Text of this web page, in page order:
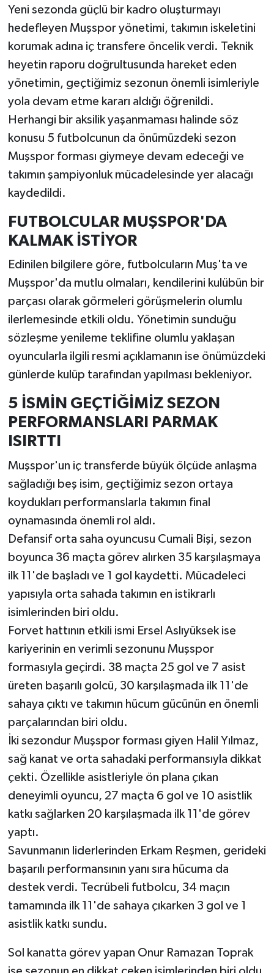
Yeni sezonda güçlü bir kadro oluşturmayı
hedefleyen Muşspor yönetimi, takımın iskeletini
korumak adına iç transfere öncelik verdi. Teknik
heyetin raporu doğrultusunda hareket eden
yönetimin, geçtiğimiz sezonun önemli isimleriyle
yola devam etme kararı aldığı öğrenildi.
Herhangi bir aksilik yaşanmaması halinde söz
konusu 5 futbolcunun da önümüzdeki sezon
Muşspor forması giymeye devam edeceği ve
takımın şampiyonluk mücadelesinde yer alacağı
kaydedildi.
FUTBOLCULAR MUŞSPOR'DA
KALMAK İSTİYOR
Edinilen bilgilere göre, futbolcuların Muş'ta ve
Muşspor'da mutlu olmaları, kendilerini kulübün bir
parçası olarak görmeleri görüşmelerin olumlu
ilerlemesinde etkili oldu. Yönetimin sunduğu
sözleşme yenileme teklifine olumlu yaklaşan
oyuncularla ilgili resmi açıklamanın ise önümüzdeki
günlerde kulüp tarafından yapılması bekleniyor.
5 İSMİN GEÇTİĞİMİZ SEZON
PERFORMANSLARI PARMAK
ISIRTTI
Muşspor'un iç transferde büyük ölçüde anlaşma
sağladığı beş isim, geçtiğimiz sezon ortaya
koydukları performanslarla takımın final
oynamasında önemli rol aldı.
Defansif orta saha oyuncusu Cumali Bişi, sezon
boyunca 36 maçta görev alırken 35 karşılaşmaya
ilk 11'de başladı ve 1 gol kaydetti. Mücadeleci
yapısıyla orta sahada takımın en istikrarlı
isimlerinden biri oldu.
Forvet hattının etkili ismi Ersel Aslıyüksek ise
kariyerinin en verimli sezonunu Muşspor
formasıyla geçirdi. 38 maçta 25 gol ve 7 asist
üreten başarılı golcü, 30 karşılaşmada ilk 11'de
sahaya çıktı ve takımın hücum gücünün en önemli
parçalarından biri oldu.
İki sezondur Muşspor forması giyen Halil Yılmaz,
sağ kanat ve orta sahadaki performansıyla dikkat
çekti. Özellikle asistleriyle ön plana çıkan
deneyimli oyuncu, 27 maçta 6 gol ve 10 asistlik
katkı sağlarken 20 karşılaşmada ilk 11'de görev
yaptı.
Savunmanın liderlerinden Erkam Reşmen, gerideki
başarılı performansının yanı sıra hücuma da
destek verdi. Tecrübeli futbolcu, 34 maçın
tamamında ilk 11'de sahaya çıkarken 3 gol ve 1
asistlik katkı sundu.
Sol kanatta görev yapan Onur Ramazan Toprak